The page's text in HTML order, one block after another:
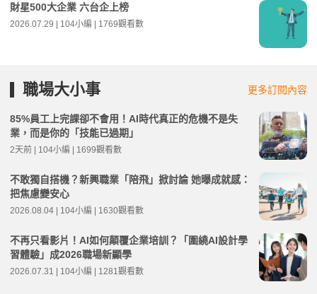
財星500大企業 六台企上榜
2026.07.29 | 104小編 | 1769觀看數
職場大小事 更多訂閱內容
85%員工上完課卻不會用！AI時代真正的危機不是失
業，而是你的「技能已過期」
2天前 | 104小編 | 1699觀看數
不敢獨自搭機？新興職業「陪飛」掀討論 她曝成就感：
把焦慮變安心
2026.08.04 | 104小編 | 1630觀看數
不再只看影片！AI如何顛覆企業培訓？「圍繞AI設計學
習體驗」成2026職場新顯學
2026.07.31 | 104小編 | 1281觀看數